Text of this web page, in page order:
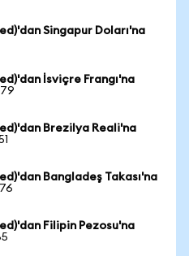
Singapur Doları'na
İsviçre Frangı'na
Brezilya Reali'na
Bangladeş Takası'na
Filipin Pezosu'na